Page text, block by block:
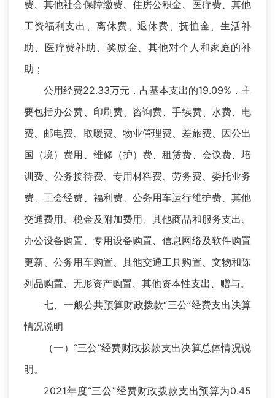
费、其他社会保障缴费、住房公积金、医疗费、其他
工资福利支出、离休费、退休费、抚恤金、生活补
助、医疗费补助、奖励金、其他对个人和家庭的补
助；
公用经费22.33万元，占基本支出的19.09%，主
要包括办公费、印刷费、咨询费、手续费、水费、电
费、邮电费、取暖费、物业管理费、差旅费、因公出
国（境）费用、维修（护）费、租赁费、会议费、培
训费、公务接待费、专用材料费、劳务费、委托业务
费、工会经费、福利费、公务用车运行维护费、其他
交通费用、税金及附加费用、其他商品和服务支出、
办公设备购置、专用设备购置、信息网络及软件购置
更新、公务用车购置、其他交通工具购置、文物和陈
列品购置、无形资产购置、其他资本性支出、赠与。
七、一般公共预算财政拨款“三公”经费支出决算
情况说明
（一）“三公”经费财政拨款支出决算总体情况说
明。
2021年度“三公”经费财政拨款支出预算为0.45